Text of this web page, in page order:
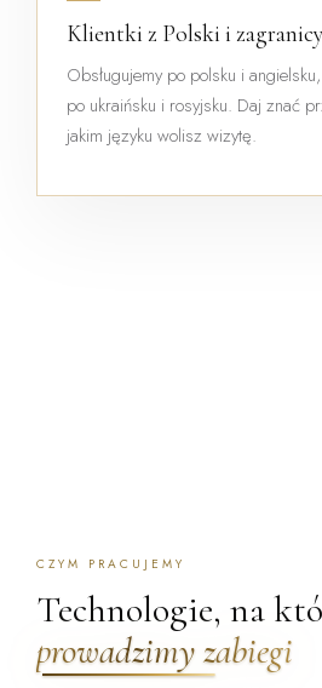
Klientki z Polski i zagranicy
Obsługujemy po polsku i
po ukraińsku i rosyjsku. Daj znać
jakim języku wolisz wizytę.
CZYM PRACUJEMY
Technologie, na
prowadzimy zabiegi